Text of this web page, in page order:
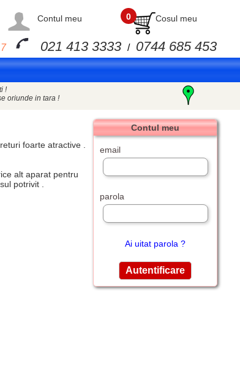
Contul meu 0 Cosul meu
021 413 3333 / 0744 685 453
!
oriunde in tara !
foarte atractive .
alt aparat pentru
potrivit .
Contul meu
email
parola
Ai uitat parola ?